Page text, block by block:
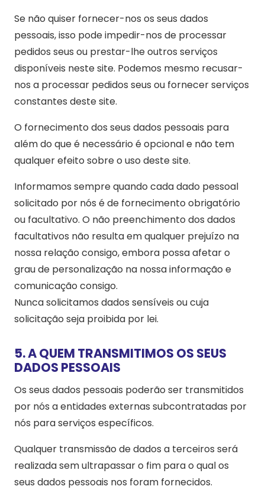
Se não quiser fornecer-nos os seus dados
pessoais, isso pode impedir-nos de processar
pedidos seus ou prestar-lhe outros serviços
disponíveis neste site. Podemos mesmo recusar-
nos a processar pedidos seus ou fornecer serviços
constantes deste site.
O fornecimento dos seus dados pessoais para
além do que é necessário é opcional e não tem
qualquer efeito sobre o uso deste site.
Informamos sempre quando cada dado pessoal
solicitado por nós é de fornecimento obrigatório
ou facultativo. O não preenchimento dos dados
facultativos não resulta em qualquer prejuízo na
nossa relação consigo, embora possa afetar o
grau de personalização na nossa informação e
comunicação consigo.
Nunca solicitamos dados sensíveis ou cuja
solicitação seja proibida por lei.
5. A QUEM TRANSMITIMOS OS SEUS
DADOS PESSOAIS
Os seus dados pessoais poderão ser transmitidos
por nós a entidades externas subcontratadas por
nós para serviços específicos.
Qualquer transmissão de dados a terceiros será
realizada sem ultrapassar o fim para o qual os
seus dados pessoais nos foram fornecidos.